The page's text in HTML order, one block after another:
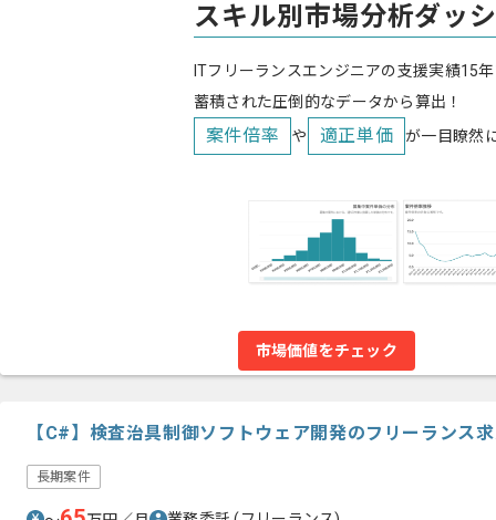
スキル別市場分析ダッ
ITフリーランスエンジニアの支援実績15
蓄積された圧倒的なデータから算出！
案件倍率 や 適正単価 が一目瞭然
市場価値をチェック
【C#】検査治具制御ソフトウェア開発のフリーランス
長期案件